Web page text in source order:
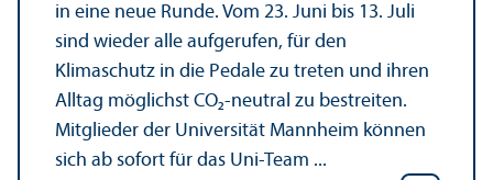
in eine neue Runde. Vom 23. Juni bis 13. Juli
sind wieder alle aufgerufen, für den
Klimaschutz in die Pedale zu treten und ihren
Alltag möglichst CO₂-neutral zu bestreiten.
Mitglieder der Universität Mannheim können
sich ab sofort für das Uni-Team ...